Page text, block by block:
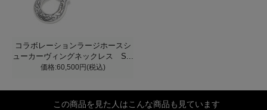
コラボレーションラージホースシ
ューカーヴィングネックレス S...
価格:60,500円(税込)
この商品を見た人はこんな商品も見ています